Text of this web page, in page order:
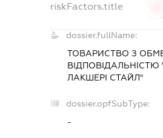
riskFactors.title
dossier.fullName:
ТОВАРИСТВО З
ВІДПОВІДАЛЬНІСТЮ
ЛАКШЕРІ СТАЙЛ"
dossier.opfSubType:
-